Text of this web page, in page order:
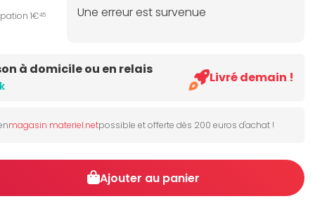
1€45
Une erreur est survenue
à domicile ou en relais
Livré demain !
magasin materiel.netpossible et offerte dès 200 euros d'achat !
Ajouter au panier